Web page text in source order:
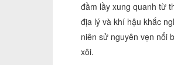
đầm lầy xung quanh từ
địa lý và khí hậu khắc
niên sử nguyên vẹn nổi
xôi.